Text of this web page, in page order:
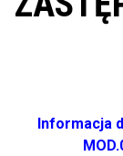
Informacja